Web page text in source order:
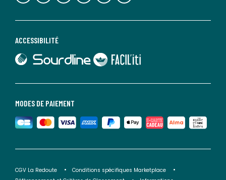
MODES DE PAIEMENT
ACCESSIBILITÉ
lien vers Sourdline
lien vers Faciliti
CGV La Redoute
Conditions spécifiques Marketplace